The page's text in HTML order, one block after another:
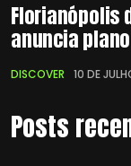
Florianópolis
anuncia
DISCOVER 10 DE
Posts